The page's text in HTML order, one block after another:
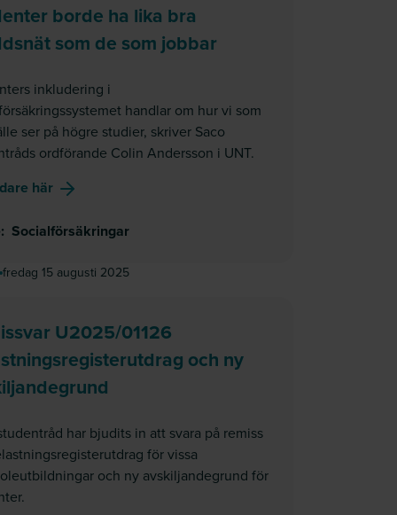
borde ha lika bra
som de som jobbar
inkludering i
handlar om hur vi som
ser på högre studier, skriver Saco
ordförande Colin Andersson i UNT.
här om
: Socialförsäkringar
fredag 15 augusti 2025
U2025/01126
och ny
har bjudits in att svara på remiss
för vissa
och ny avskiljandegrund för